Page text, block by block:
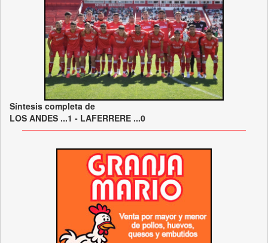
Síntesis completa de
LOS ANDES ...1 - LAFERRERE ...0